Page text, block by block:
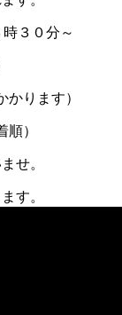
３０分～
ります）
）
せ。
す。